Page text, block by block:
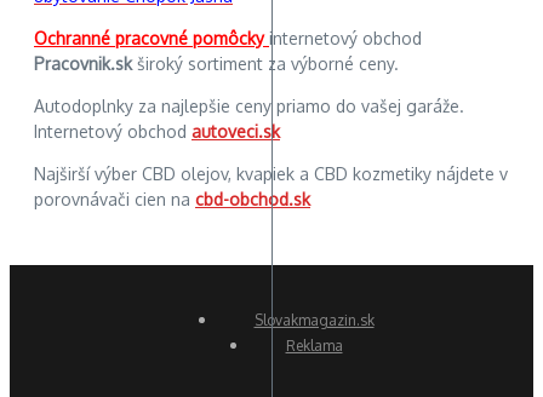
Ochranné pracovné pomôckyinternetový obchod
Pracovnik.skširoký sortiment za výborné ceny.
Autodoplnky za najlepšie ceny priamo do vašej garáže.
Internetový obchod autoveci.sk
Najširší výber CBD olejov, kvapiek a CBD kozmetiky nájdete v
porovnávači cien na cbd-obchod.sk
Slovakmagazin.sk
Reklama